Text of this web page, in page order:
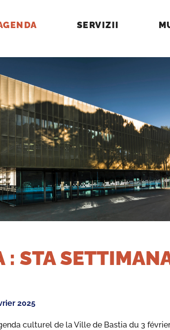
SERVIZII
: STA
2025
culturel de la Ville de Bastia du 3